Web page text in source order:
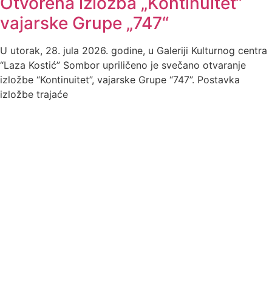
vajarske Grupe „747“
U utorak, 28. jula 2026. godine, u Galeriji Kulturnog centra
“Laza Kostić” Sombor upriličeno je svečano otvaranje
izložbe “Kontinuitet”, vajarske Grupe “747”. Postavka
izložbe trajaće